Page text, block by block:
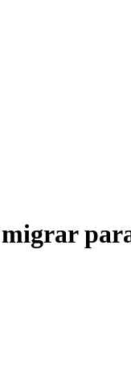
migrar